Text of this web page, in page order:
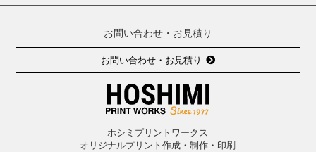
お問い合わせ・お見積り
お問い合わせ・お見積り
ホシミプリントワークス
オリジナルプリント作成・制作・印刷